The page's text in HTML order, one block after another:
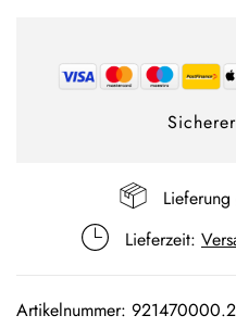
Lieferzeit:
Artikelnummer: